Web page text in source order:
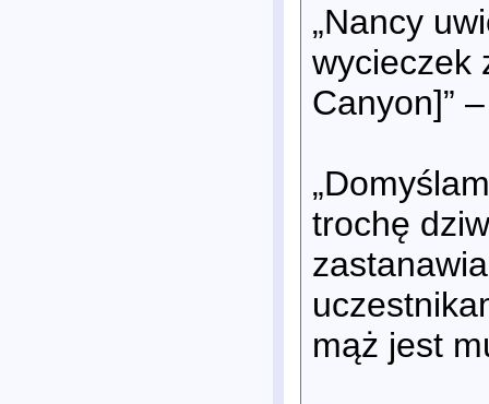
„Nancy
wycieczek
Canyon]”
trochę
mąż jest